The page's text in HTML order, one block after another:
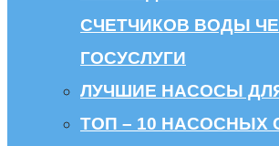
СЧЕТЧИКОВ ВОДЫ
ГОСУСЛУГИ
ЛУЧШИЕ НАСОСЫ
ТОП – 10 НАСОСНЫХ